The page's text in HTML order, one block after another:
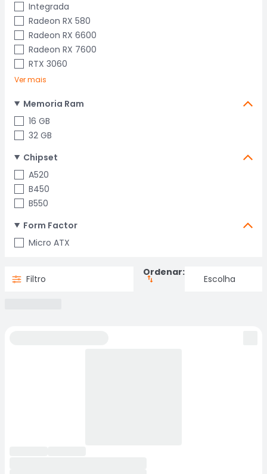
Integrada
Radeon RX 580
Radeon RX 6600
Radeon RX 7600
RTX 3060
Ver mais
Memoria Ram
16 GB
32 GB
Chipset
A520
B450
B550
Form Factor
Micro ATX
Filtro
Ordenar: